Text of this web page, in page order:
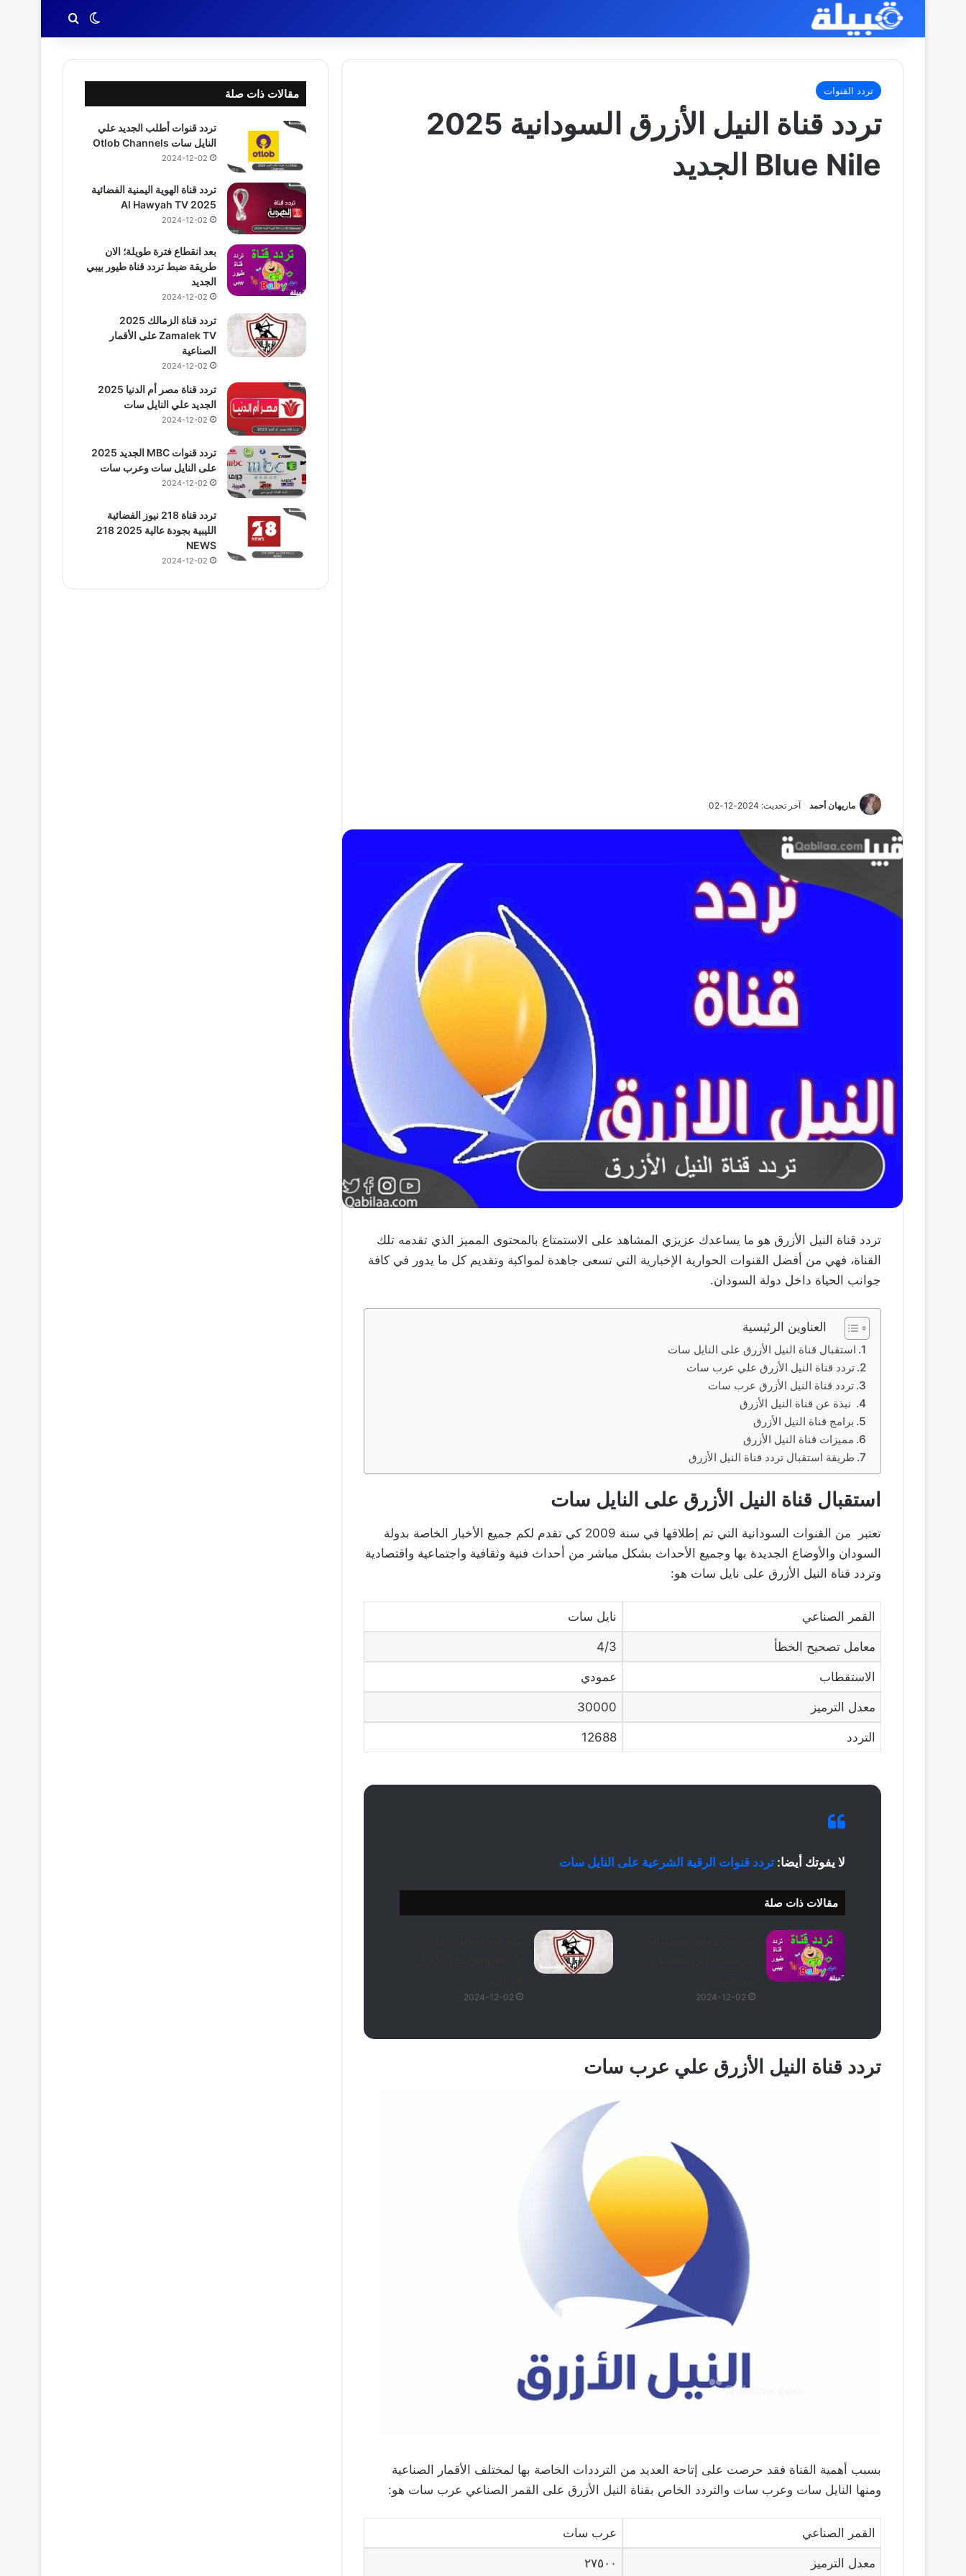
الوضع المظلم
بحث عن
تردد القنوات
تردد قناة النيل الأزرق السودانية 2025
Blue Nile الجديد
ماريهان أحمد آخر تحديث: 2024-12-02
تردد قناة النيل الأزرق هو ما يساعدك عزيزي المشاهد على الاستمتاع بالمحتوى المميز الذي تقدمه تلك
القناة، فهي من أفضل القنوات الحوارية الإخبارية التي تسعى جاهدة لمواكبة وتقديم كل ما يدور في كافة
جوانب الحياة داخل دولة السودان.
العناوين الرئيسية
استقبال قناة النيل الأزرق على النايل سات
تردد قناة النيل الأزرق علي عرب سات
تردد قناة النيل الأزرق عرب سات
نبذة عن قناة النيل الأزرق
برامج قناة النيل الأزرق
مميزات قناة النيل الأزرق
طريقة استقبال تردد قناة النيل الأزرق
استقبال قناة النيل الأزرق على النايل سات
تعتبر من القنوات السودانية التي تم إطلاقها في سنة 2009 كي تقدم لكم جميع الأخبار الخاصة بدولة
السودان والأوضاع الجديدة بها وجميع الأحداث بشكل مباشر من أحداث فنية وثقافية واجتماعية واقتصادية
وتردد قناة النيل الأزرق على نايل سات هو:
القمر الصناعي نايل سات
معامل تصحيح الخطأ 4/3
الاستقطاب عمودي
معدل الترميز 30000
التردد 12688
لا يفوتك أيضا: تردد قنوات الرقية الشرعية على النايل سات
مقالات ذات صلة
2024-12-02
2024-12-02
تردد قناة النيل الأزرق علي عرب سات
بسبب أهمية القناة فقد حرصت على إتاحة العديد من الترددات الخاصة بها لمختلف الأقمار الصناعية
ومنها النايل سات وعرب سات والتردد الخاص بقناة النيل الأزرق على القمر الصناعي عرب سات هو:
القمر الصناعي عرب سات
معدل الترميز ٢٧٥٠٠
مقالات ذات صلة
تردد قنوات أطلب الجديد علي
النايل سات Otlob Channels
2024-12-02
تردد قناة الهوية اليمنية الفضائية
2025 Al Hawyah TV
2024-12-02
بعد انقطاع فترة طويلة؛ الان
طريقة ضبط تردد قناة طيور بيبي
الجديد
2024-12-02
تردد قناة الزمالك 2025
Zamalek TV على الأقمار
الصناعية
2024-12-02
تردد قناة مصر أم الدنيا 2025
الجديد علي النايل سات
2024-12-02
تردد قنوات MBC الجديد 2025
على النايل سات وعرب سات
2024-12-02
تردد قناة 218 نيوز الفضائية
الليبية بجودة عالية 2025 218
NEWS
2024-12-02